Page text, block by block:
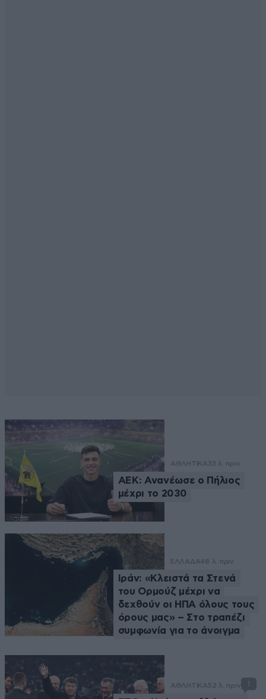
ΑΘΛΗΤΙΚΑ33 λ. πριν
ΑΕΚ: Ανανέωσε ο Πήλιος
μέχρι το 2030
ΕΛΛΑΔΑ48 λ. πριν
Ιράν: «Κλειστά τα Στενά
του Ορμούζ μέχρι να
δεχθούν οι ΗΠΑ όλους τους
όρους μας» – Στο τραπέζι
συμφωνία για το άνοιγμα
ΑΘΛΗΤΙΚΑ52 λ. πριν